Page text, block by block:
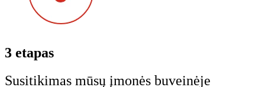
3 etapas
Susitikimas mūsų įmonės buveinėje